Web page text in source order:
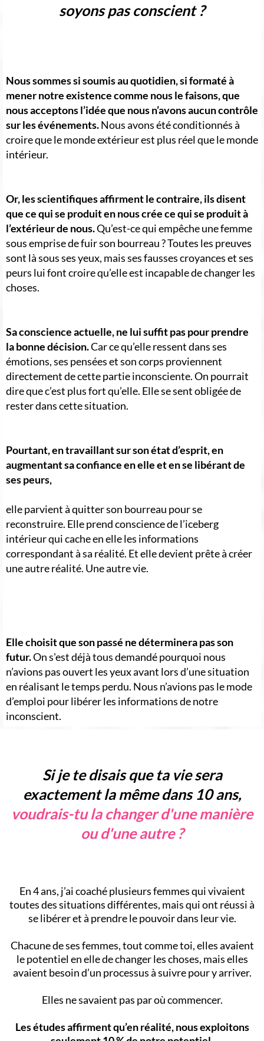
soyons pas conscient ?
Nous sommes si soumis au quotidien, si formaté à
mener notre existence comme nous le faisons, que
nous acceptons l’idée que nous n’avons aucun contrôle
sur les événements.Nous avons été conditionnés à
croire que le monde extérieur est plus réel que le monde
intérieur.
Or, les scientifiques affirment le contraire, ils disent
que ce qui se produit en nous crée ce qui se produit à
l’extérieur de nous.Qu’est-ce qui empêche une femme
sous emprise de fuir son bourreau ? Toutes les preuves
sont là sous ses yeux, mais ses fausses croyances et ses
peurs lui font croire qu’elle est incapable de changer les
choses.
Sa conscience actuelle, ne lui suffit pas pour prendre
la bonne décision.Car ce qu’elle ressent dans ses
émotions, ses pensées et son corps proviennent
directement de cette partie inconsciente. On pourrait
dire que c’est plus fort qu’elle. Elle se sent obligée de
rester dans cette situation.
Pourtant, en travaillant sur son état d’esprit, en
augmentant sa confiance en elle et en se libérant de
ses peurs,
elle parvient à quitter son bourreau pour se
reconstruire. Elle prend conscience de l’iceberg
intérieur qui cache en elle les informations
correspondant à sa réalité. Et elle devient prête à créer
une autre réalité. Une autre vie.
Elle choisit que son passé ne déterminera pas son
futur.On s'est déjà tous demandé pourquoi nous
n’avions pas ouvert les yeux avant lors d’une situation
en réalisant le temps perdu. Nous n’avions pas le mode
d’emploi pour libérer les informations de notre
inconscient.
Si je te disais que ta vie sera
exactement la même dans 10 ans,
voudrais-tu la changer d'une manière
ou d'une autre ?
En 4 ans, j’ai coaché plusieurs femmes qui vivaient
toutes des situations différentes, mais qui ont réussi à
se libérer et à prendre le pouvoir dans leur vie.
Chacune de ses femmes, tout comme toi, elles avaient
le potentiel en elle de changer les choses, mais elles
avaient besoin d’un processus à suivre pour y arriver.
Elles ne savaient pas par où commencer.
Les études affirment qu’en réalité, nous exploitons